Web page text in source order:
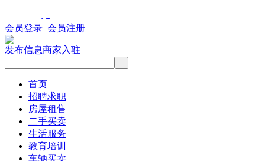
会员登录 会员注册
发布信息商家入驻
首页
招聘求职
房屋租售
二手买卖
生活服务
教育培训
车辆买卖